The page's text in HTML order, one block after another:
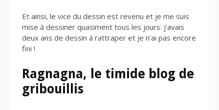
Et ainsi, le vice du dessin est revenu et je me suis
mise à dessiner quasiment tous les jours: j’avais
deux ans de dessin à rattraper et je n’ai pas encore
fini !
Ragnagna, le timide blog de
gribouillis